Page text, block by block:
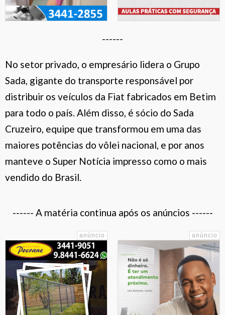
------
No setor privado, o empresário lidera o Grupo
Sada, gigante do transporte responsável por
distribuir os veículos da Fiat fabricados em Betim
para todo o país. Além disso, é sócio do Sada
Cruzeiro, equipe que transformou em uma das
maiores potências do vôlei nacional, e por anos
manteve o Super Notícia impresso como o mais
vendido do Brasil.
------ A matéria continua após os anúncios ------